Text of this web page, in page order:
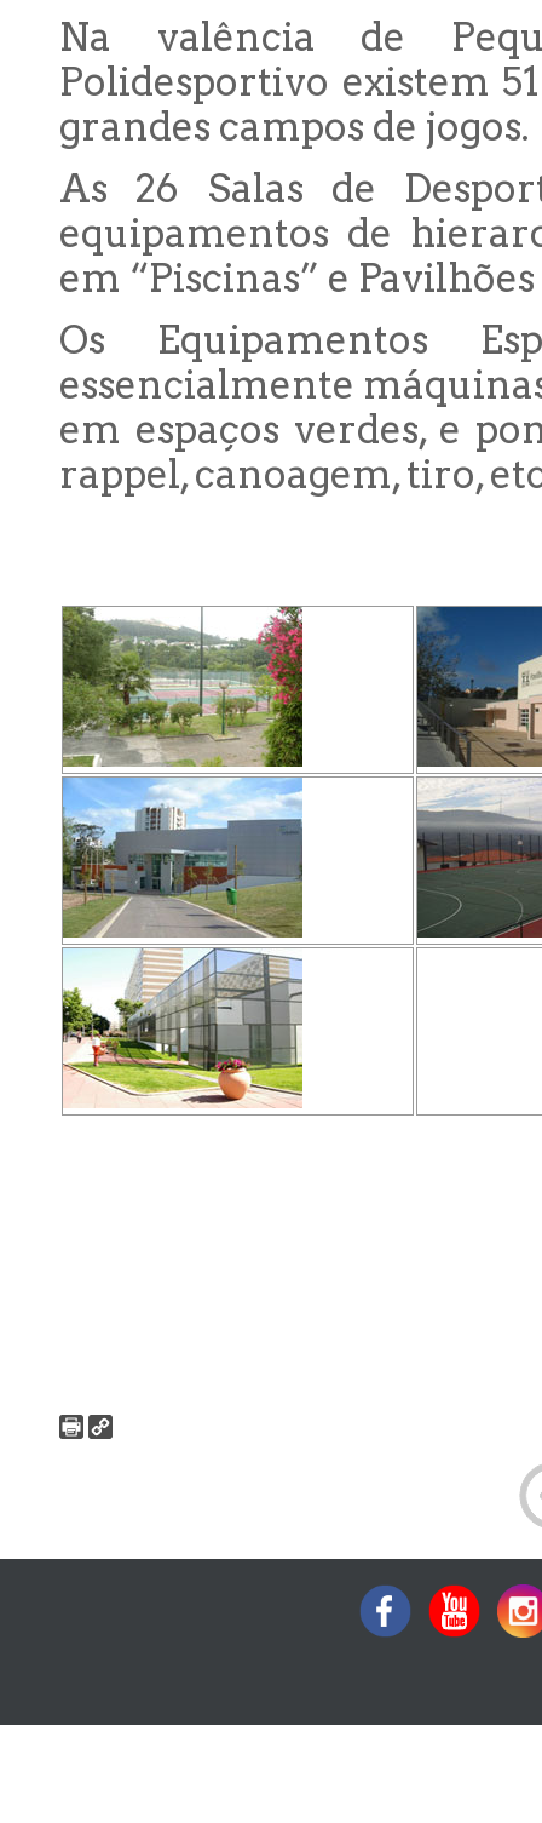
Na valência de
Polidesportivo existem
grandes campos de jogos.
As 26 Salas de
equipamentos de
em “Piscinas” e
Os Equipamentos
essencialmente
em espaços verdes, e
rappel, canoagem, tiro,